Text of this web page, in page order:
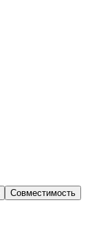
Совместимость